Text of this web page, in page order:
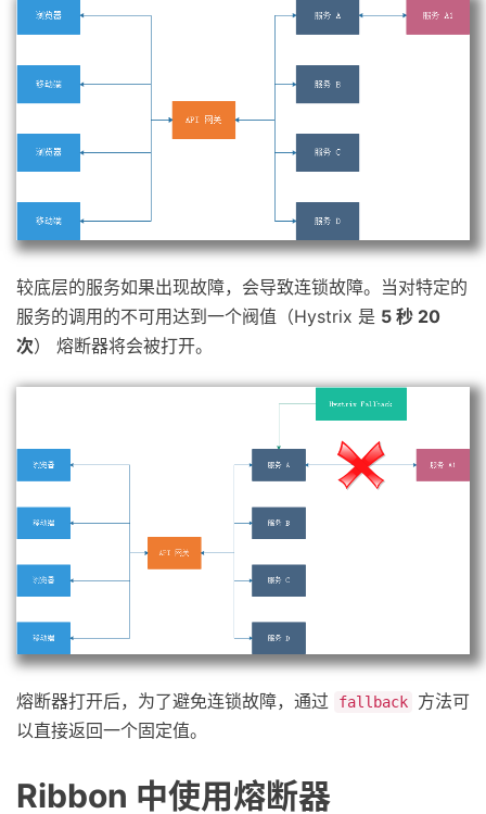
较底层的服务如果出现故障，会导致连锁故障。当对特定的
服务的调用的不可用达到一个阀值（Hystrix 是 5 秒 20
次） 熔断器将会被打开。
熔断器打开后，为了避免连锁故障，通过 fallback
方法可
以直接返回一个固定值。
Ribbon 中使用熔断器